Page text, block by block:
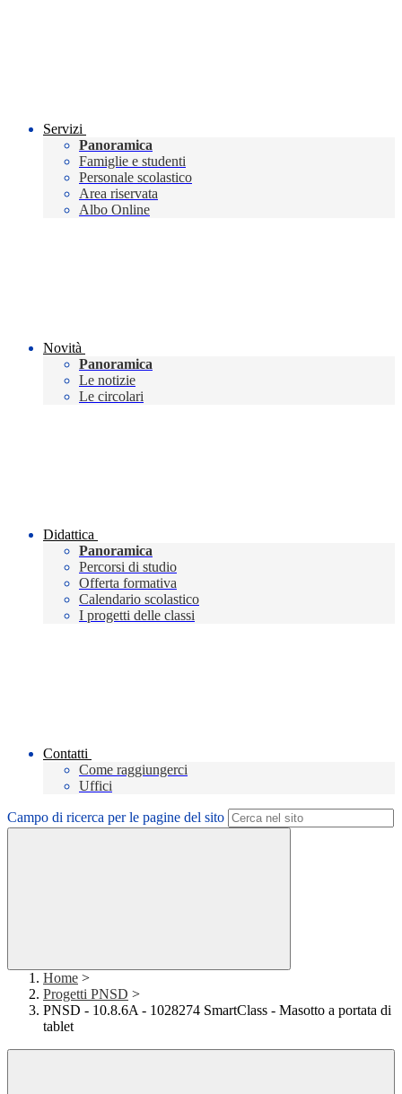
Servizi
Panoramica
Famiglie e studenti
Personale scolastico
Area riservata
Albo Online
Novità
Panoramica
Le notizie
Le circolari
Didattica
Panoramica
Percorsi di studio
Offerta formativa
Calendario scolastico
I progetti delle classi
Contatti
Come raggiungerci
Uffici
Campo di ricerca per le pagine del sito
Home >
Progetti PNSD >
PNSD - 10.8.6A - 1028274 SmartClass - Masotto a portata di
tablet